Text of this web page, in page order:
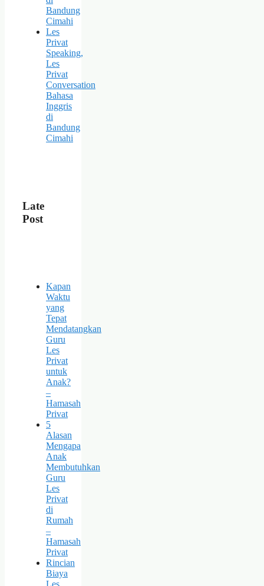
Bandung
Cimahi
Les
Privat
Speaking,
Les
Privat
Conversation
Bahasa
Inggris
di
Bandung
Cimahi
Late
Post
Kapan
Waktu
yang
Tepat
Mendatangkan
Guru
Les
Privat
untuk
Anak?
–
Hamasah
Privat
5
Alasan
Mengapa
Anak
Membutuhkan
Guru
Les
Privat
di
Rumah
–
Hamasah
Privat
Rincian
Biaya